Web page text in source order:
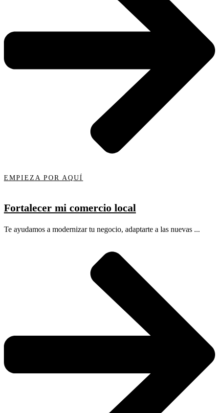
EMPIEZA POR AQUÍ
Fortalecer mi comercio local
Te ayudamos a modernizar tu negocio, adaptarte a las nuevas ...